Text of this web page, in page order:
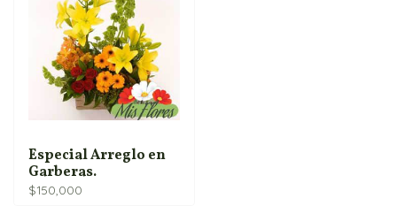
Especial Arreglo en
Garberas.
$150,000